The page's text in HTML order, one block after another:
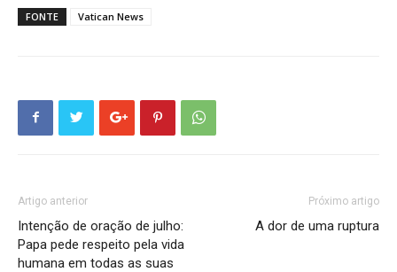
FONTE Vatican News
Artigo anterior
Intenção de oração de julho:
Papa pede respeito pela vida
humana em todas as suas
Próximo artigo
A dor de uma ruptura